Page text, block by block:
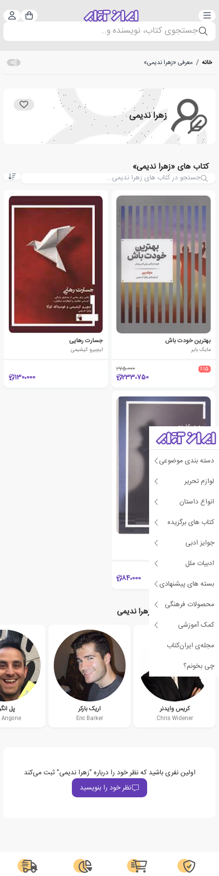
دسته‌بندی سبد
جستجوی کتاب، نویسنده و...
دسته بندی موضوعی
لوازم تحریر
انواع داستان
کتاب های برگزیده
جوایز ادبی
ادبیات ملل
بسته های پیشنهادی
محصولات فرهنگی
کمک آموزشی
مجله‌ی ایران‌کتاب
چی بخونم؟
خانه / معرفی «زهرا ندیمی»
زهرا ندیمی
کتاب های «زهرا ندیمی»
بهترین خودت باش
مایک بایر
٪15 275،000
233،750
جسارت رهایی
ایچیرو کیشیمی
130،000
مهره کلیدی
84،000
نویسندگان مرتبط با زهرا ندیمی
کریس وایدنر
Chris Widener
اریک بارکر
Eric Barker
پل
اولین نفری باشید که نظر خود را درباره "زهرا ندیمی" ثبت می‌کند
نظر خود را بنویسید